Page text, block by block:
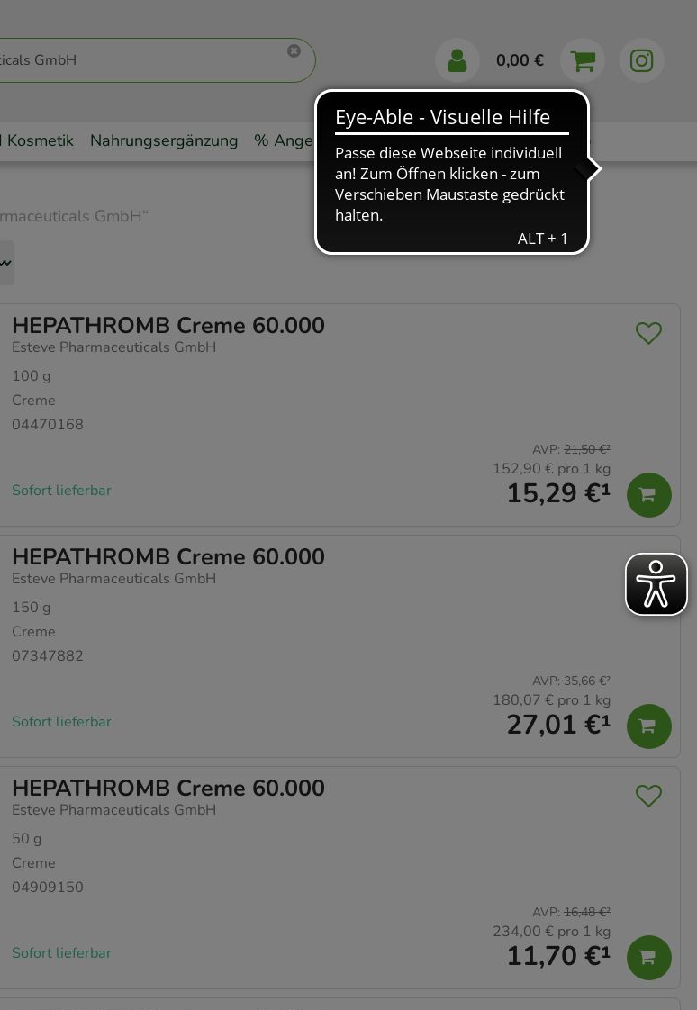
0,00 €
Kosmetik Nahrungsergänzung % Angebote Markenshops Ratgeber App
GmbH“
HEPATHROMB Creme 60.000
Esteve Pharmaceuticals GmbH
100 g
Creme
04470168
Sofort lieferbar 15,29 €¹
AVP: 21,50 €²
152,90 € pro 1 kg
HEPATHROMB Creme 60.000
Esteve Pharmaceuticals GmbH
150 g
Creme
07347882
Sofort lieferbar 27,01 €¹
AVP: 35,66 €²
180,07 € pro 1 kg
HEPATHROMB Creme 60.000
Esteve Pharmaceuticals GmbH
50 g
Creme
04909150
Sofort lieferbar 11,70 €¹
AVP: 16,48 €²
234,00 € pro 1 kg